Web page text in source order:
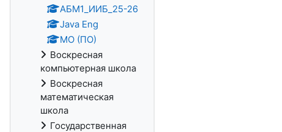
АБМ1_ИИБ_25-26
Java Eng
МО (ПО)
Воскресная
компьютерная школа
Воскресная
математическая
школа
Государственная